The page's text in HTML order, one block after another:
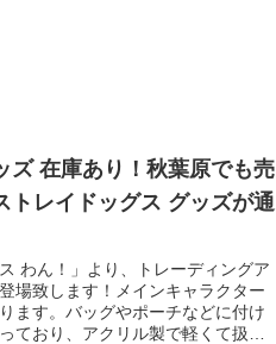
ズ 在庫あり！秋葉原でも売
トレイドッグス グッズが通
わん！」より、トレーディングア
場致します！メインキャラクター
ます。バッグやポーチなどに付け
ており、アクリル製で軽くて扱い